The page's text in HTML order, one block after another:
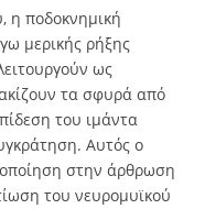
η ποδοκνημική
μερικής ρήξης
ως
τα σφυρά από
του ιμάντα
Αυτός ο
στην άρθρωση
του νευρομυϊκού